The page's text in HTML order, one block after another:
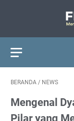
BERANDA / NEWS
Mengenal
Pilar yang